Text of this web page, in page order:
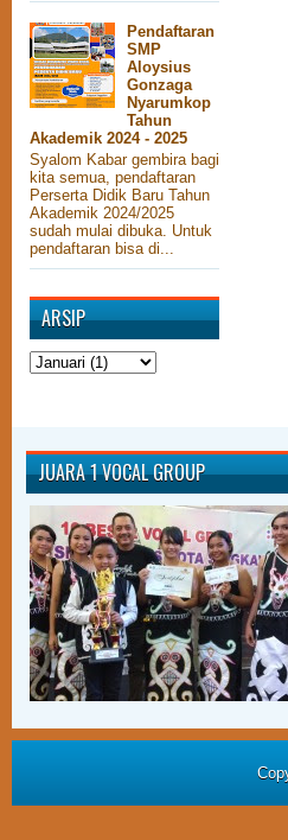
Pendaftaran
SMP
Aloysius
Gonzaga
Nyarumkop
Tahun
Akademik 2024 - 2025
Syalom Kabar gembira bagi
kita semua, pendaftaran
Perserta Didik Baru Tahun
Akademik 2024/2025
sudah mulai dibuka. Untuk
pendaftaran bisa di...
ARSIP
JUARA 1 VOCAL GROUP